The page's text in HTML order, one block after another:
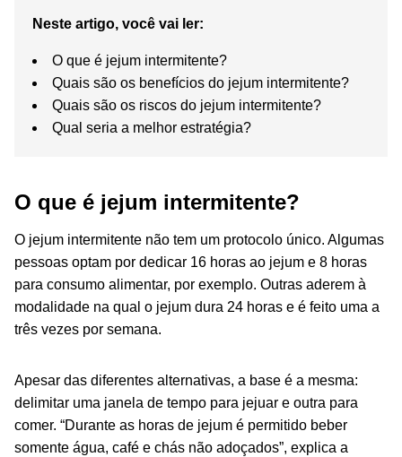
Neste artigo, você vai ler:
O que é jejum intermitente?
Quais são os benefícios do jejum intermitente?
Quais são os riscos do jejum intermitente?
Qual seria a melhor estratégia?
O que é jejum intermitente?
O jejum intermitente não tem um protocolo único. Algumas
pessoas optam por dedicar 16 horas ao jejum e 8 horas
para consumo alimentar, por exemplo. Outras aderem à
modalidade na qual o jejum dura 24 horas e é feito uma a
três vezes por semana.
Apesar das diferentes alternativas, a base é a mesma:
delimitar uma janela de tempo para jejuar e outra para
comer. “Durante as horas de jejum é permitido beber
somente água, café e chás não adoçados”, explica a